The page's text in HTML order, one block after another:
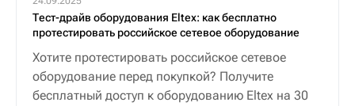
Тест-драйв оборудования Eltex: как бесплатно
протестировать российское сетевое оборудование
Хотите протестировать российское сетевое
оборудование перед покупкой? Получите
бесплатный доступ к оборудованию Eltex на 30